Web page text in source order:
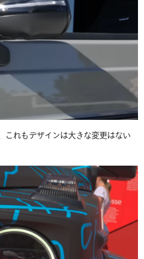
れもデザインは大きな変更はない